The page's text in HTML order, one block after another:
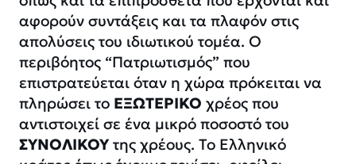
αφορούν συντάξεις και τα πλαφόν στις
απολύσεις του ιδιωτικού τομέα. Ο
περιβόητος “Πατριωτισμός” που
επιστρατεύεται όταν η χώρα πρόκειται να
πληρώσει το ΕΞΩΤΕΡΙΚΟ χρέος που
αντιστοιχεί σε ένα μικρό ποσοστό του
ΣΥΝΟΛΙΚΟΥ της χρέους. Το Ελληνικό